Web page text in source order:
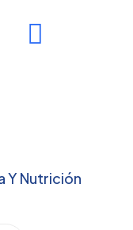
Y Nutrición